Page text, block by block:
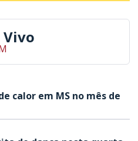
Vivo
calor em MS no mês de